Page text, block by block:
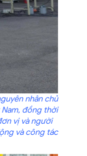
nhân chủ
đồng thời
vị và người
và công tác